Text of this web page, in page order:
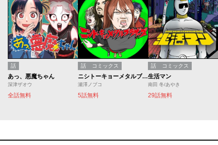
話
あっ、悪魔ちゃん
深津ザオウ
全話無料
話 コミックス
ニシトーキョーメタルブラザーズ
瀬澤ノブコ
5話無料
話 コミックス
生活マン
南田 冬/あやき
29話無料